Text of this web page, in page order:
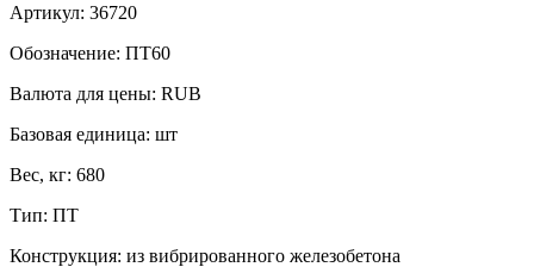
Артикул: 36720
Обозначение: ПТ60
Валюта для цены: RUB
Базовая единица: шт
Вес, кг: 680
Тип: ПТ
Конструкция: из вибрированного железобетона